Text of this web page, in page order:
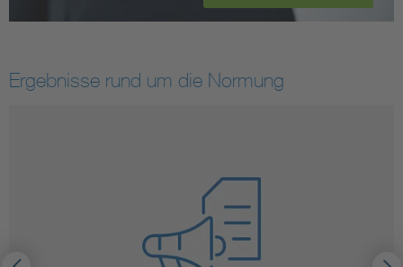
Ergebnisse rund um die Normung